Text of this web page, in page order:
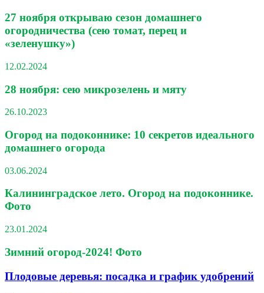
27 ноября открываю сезон домашнего
огородничества (сею томат, перец и
«зеленушку»)
12.02.2024
28 ноября: сею микрозелень и мяту
26.10.2023
Огород на подоконнике: 10 секретов идеального
домашнего огорода
03.06.2024
Калининградское лето. Огород на подоконнике.
Фото
23.01.2024
Зимний огород-2024! Фото
Плодовые деревья: посадка и график удобрений